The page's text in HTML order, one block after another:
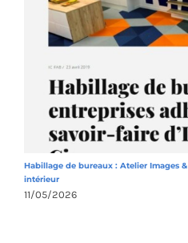
Habillage de bureaux : Atelier Images
intérieur
11/05/2026